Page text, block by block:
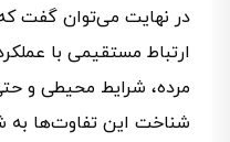
در نهایت می‌توان گفت که
ارتباط مستقیمی با
مرده، شرایط محیطی و
شناخت این تفاوت‌ها به